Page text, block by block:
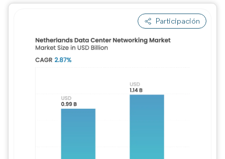
Participación